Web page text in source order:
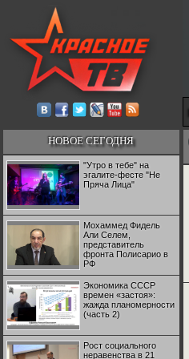
НОВОЕ СЕГОДНЯ
"Утро в тебе" на
эгалите-фесте "Не
Пряча Лица"
Мохаммед Фидель
Али Селем,
представитель
фронта Полисарио в
РФ
Экономика СССР
времен «застоя»:
жажда планомерности
(часть 2)
Рост социального
неравенства в 21